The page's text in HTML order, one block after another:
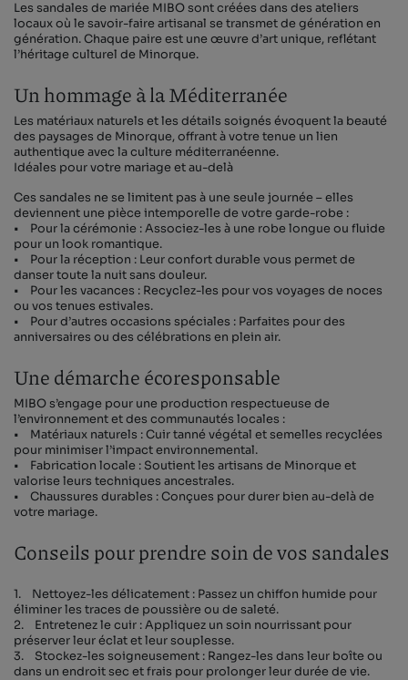
Les sandales de mariée MIBO sont créées dans des ateliers
locaux où le savoir-faire artisanal se transmet de génération en
génération. Chaque paire est une œuvre d’art unique, reflétant
l’héritage culturel de Minorque.
Un hommage à la Méditerranée
Les matériaux naturels et les détails soignés évoquent la beauté
des paysages de Minorque, offrant à votre tenue un lien
authentique avec la culture méditerranéenne.
Idéales pour votre mariage et au-delà
Ces sandales ne se limitent pas à une seule journée – elles
deviennent une pièce intemporelle de votre garde-robe :
• Pour la cérémonie : Associez-les à une robe longue ou fluide
pour un look romantique.
• Pour la réception : Leur confort durable vous permet de
danser toute la nuit sans douleur.
• Pour les vacances : Recyclez-les pour vos voyages de noces
ou vos tenues estivales.
• Pour d’autres occasions spéciales : Parfaites pour des
anniversaires ou des célébrations en plein air.
Une démarche écoresponsable
MIBO s’engage pour une production respectueuse de
l’environnement et des communautés locales :
• Matériaux naturels : Cuir tanné végétal et semelles recyclées
pour minimiser l’impact environnemental.
• Fabrication locale : Soutient les artisans de Minorque et
valorise leurs techniques ancestrales.
• Chaussures durables : Conçues pour durer bien au-delà de
votre mariage.
Conseils pour prendre soin de vos sandales
1. Nettoyez-les délicatement : Passez un chiffon humide pour
éliminer les traces de poussière ou de saleté.
2. Entretenez le cuir : Appliquez un soin nourrissant pour
préserver leur éclat et leur souplesse.
3. Stockez-les soigneusement : Rangez-les dans leur boîte ou
dans un endroit sec et frais pour prolonger leur durée de vie.